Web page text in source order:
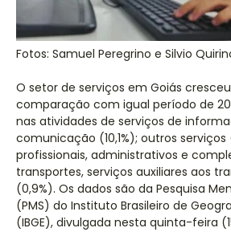
Fotos: Samuel Peregrino e Silvio
O setor de serviços em Goiás
comparação com igual período de
nas atividades de serviços de
comunicação (10,1%); outros serviços
profissionais, administrativos e
transportes, serviços auxiliares aos
(0,9%). Os dados são da Pesquisa
(PMS) do Instituto Brasileiro de
(IBGE), divulgada nesta quinta-feira